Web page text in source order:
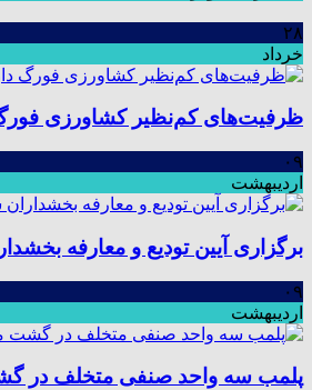
۲۸
خرداد
ظرفیت‌های کم‌نظیر کشاورزی فورگ
۰۹
اردیبهشت
برگزاری آیین تودیع و معارفه
۰۹
اردیبهشت
پلمب سه واحد صنفی متخلف در